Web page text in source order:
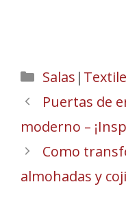
Categories
Salas |
Puertas de
moderno –
Como
almohadas y